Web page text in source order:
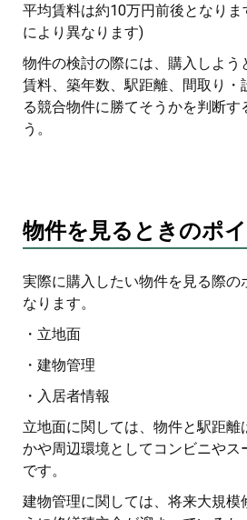
平均賃料は約10万円前後となり
により異なります)
物件の検討の際には、購入しよう
賃料、築年数、駅距離、間取り・
る競合物件に勝てそうかを判断す
う。
物件を見るときのポ
実際に購入したい物件を見る際の
なります。
・立地面
・建物管理
・入居者情報
立地面に関しては、物件と駅距離
かや周辺環境としてコンビニやス
です。
建物管理に関しては、将来大規模